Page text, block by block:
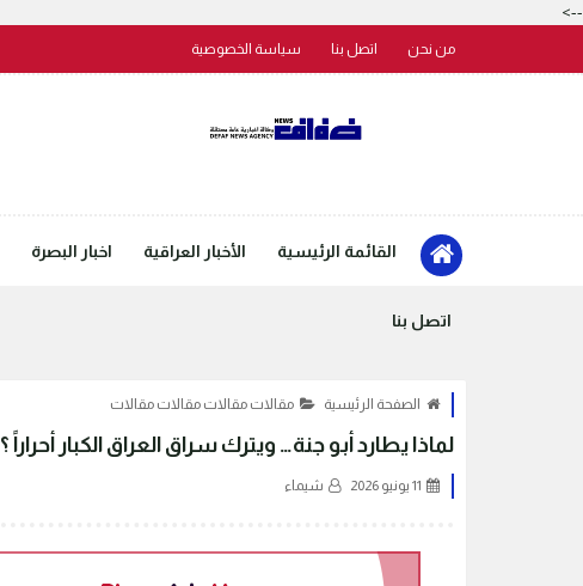
-->
من نحن اتصل بنا سياسة الخصوصية
القائمة الرئيسية الأخبار العراقية اخبار البصرة
اتصل بنا
الصفحة الرئيسية مقالات مقالات مقالات مقالات
لماذا يطارد أبو جنة… ويترك سراق العراق الكبار أحراراً ؟
11 يونيو 2026 شيماء